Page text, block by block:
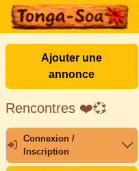
Ajouter une
annonce
Rencontres ❤️💞
Connexion /
Inscription